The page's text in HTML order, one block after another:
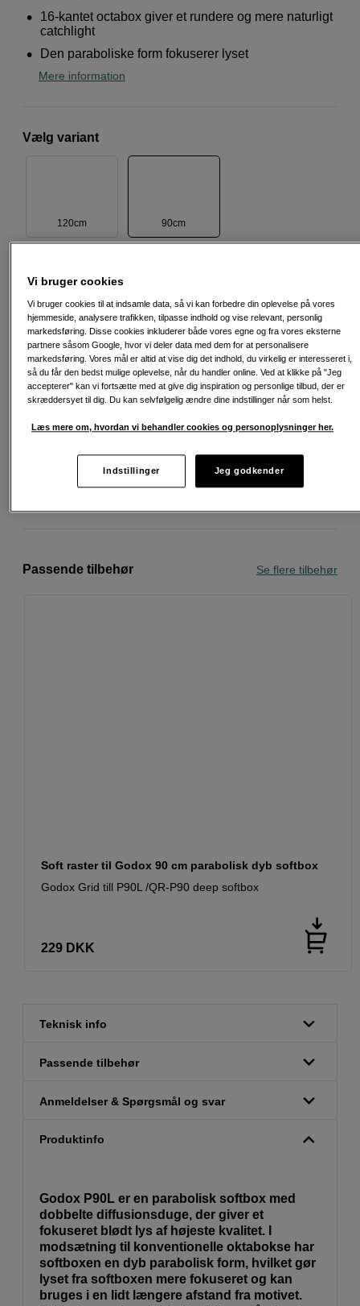
16-kantet octabox giver et rundere og mere naturligt
catchlight
Den paraboliske form fokuserer lyset
Mere information
Vælg variant
120cm 90cm
725 DKK
Antal
Læg i indkøbskurv
Fri fragt ved køb over 500 kr.
Passende tilbehør Se flere tilbehør
Soft raster til Godox 90 cm parabolisk dyb softbox
Godox Grid till P90L /QR-P90 deep softbox
229 DKK
Teknisk info
Passende tilbehør
Anmeldelser & Spørgsmål og svar
Produktinfo
Godox P90L er en parabolisk softbox med
dobbelte diffusionsduge, der giver et
fokuseret blødt lys af højeste kvalitet. I
modsætning til konventionelle oktabokse har
softboxen en dyb parabolisk form, hvilket gør
lyset fra softboxen mere fokuseret og kan
bruges i en lidt længere afstand fra motivet.
Vi bruger cookies
Vi bruger cookies til at indsamle data, så vi kan forbedre din oplevelse på vores
hjemmeside, analysere trafikken, tilpasse indhold og vise relevant, personlig
markedsføring. Disse cookies inkluderer både vores egne og fra vores eksterne
partnere såsom Google, hvor vi deler data med dem for at personalisere
markedsføring. Vores mål er altid at vise dig det indhold, du virkelig er interesseret i,
så du får den bedst mulige oplevelse, når du handler online. Ved at klikke på "Jeg
accepterer" kan vi fortsætte med at give dig inspiration og personlige tilbud, der er
skræddersyet til dig. Du kan selvfølgelig ændre dine indstillinger når som helst.
Læs mere om, hvordan vi behandler cookies og personoplysninger her.
Indstillinger Jeg godkender